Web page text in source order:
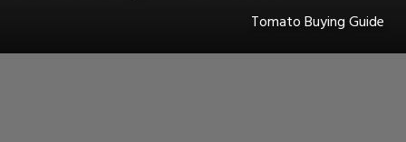
Tomato Buying Guide